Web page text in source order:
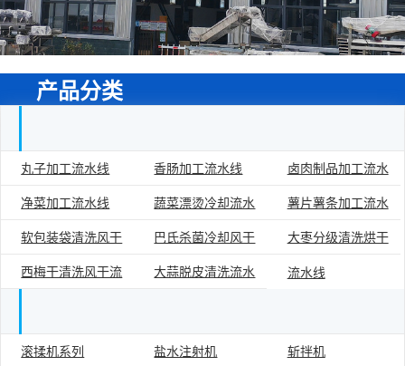
产品分类
食品加工流水线
丸子加工流水线 香肠加工流水线 卤肉制品加工流水
线
净菜加工流水线 蔬菜漂烫冷却流水
线
薯片薯条加工流水
线
软包装袋清洗风干
流水线
巴氏杀菌冷却风干
流水线
大枣分级清洗烘干
流水线
西梅干清洗风干流 大蒜脱皮清洗流水
肉类食品加工设备单机
滚揉机系列 盐水注射机 斩拌机